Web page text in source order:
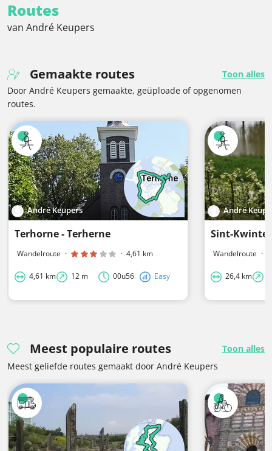
Routes
van André Keupers
Gemaakte routes
Toon alles
Door André Keupers gemaakte, geüploade of opgenomen
routes.
André Keupers
Terhorne - Terherne
Wandelroute · · 4,61 km
4,61 km 12 m 00u56 Easy
André
Sint-
Wandelroute ·
26,4 km
Meest populaire routes
Toon alles
Meest geliefde routes gemaakt door André Keupers